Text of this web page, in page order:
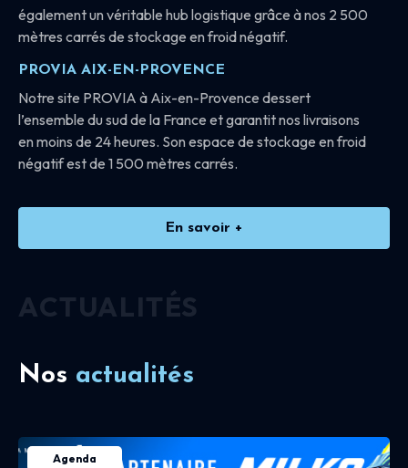
également un véritable hub logistique grâce à nos 2 500
mètres carrés de stockage en froid négatif.
PROVIA AIX-EN-PROVENCE
Notre site PROVIA à Aix-en-Provence dessert
l’ensemble du sud de la France et garantit nos livraisons
en moins de 24 heures. Son espace de stockage en froid
négatif est de 1 500 mètres carrés.
En savoir +
ACTUALITÉS
Nos actualités
Agenda